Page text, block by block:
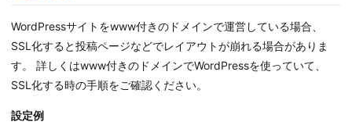
WordPressサイトをwww付きのドメインで運営している場合、
SSL化すると投稿ページなどでレイアウトが崩れる場合がありま
す。 詳しくはwww付きのドメインでWordPressを使っていて、
SSL化する時の手順をご確認ください。
設定例